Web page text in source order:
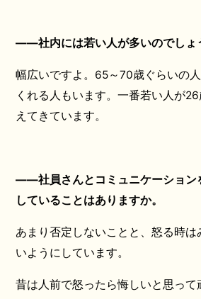
――社内には若い人が多いのでしょ
幅広いですよ。65～70歳ぐらいの
くれる人もいます。一番若い人が
えてきています。
――社員さんとコミュニケーション
していることはありますか。
あまり否定しないことと、怒る時
いようにしています。
昔は人前で怒ったら悔しいと思って